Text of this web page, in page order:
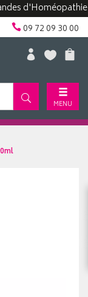
d'Homéopathie
09 72 09 30 00
MENU